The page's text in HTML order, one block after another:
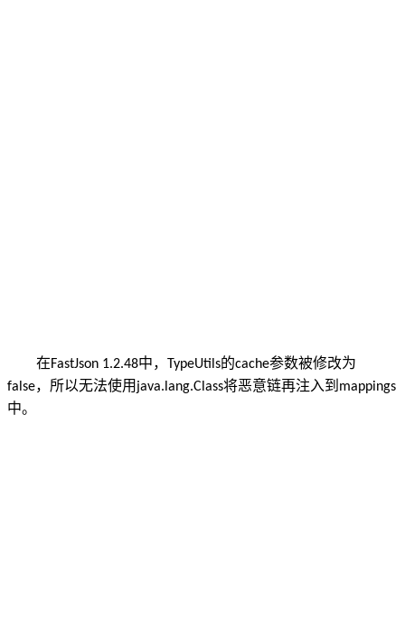
在FastJson 1.2.48中， TypeUtils的cache参数被修改为
false，所以无法使用 java.lang.Class将恶意链再注入到 mappings
中。